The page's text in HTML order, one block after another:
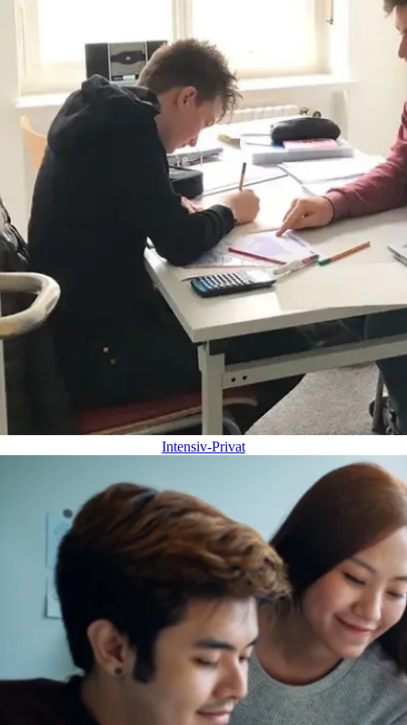
Intensiv-Privat